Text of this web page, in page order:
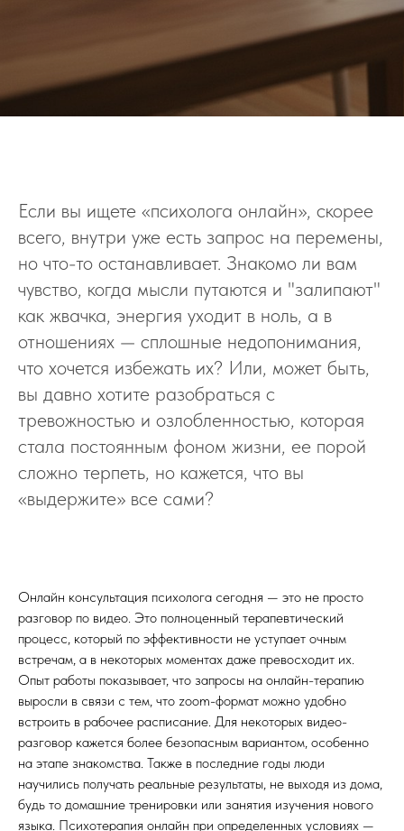
Если вы ищете «психолога онлайн», скорее
всего, внутри уже есть запрос на перемены,
но что-то останавливает. Знакомо ли вам
чувство, когда мысли путаются и "залипают"
как жвачка, энергия уходит в ноль, а в
отношениях — сплошные недопонимания,
что хочется избежать их? Или, может быть,
вы давно хотите разобраться с
тревожностью и озлобленностью, которая
стала постоянным фоном жизни, ее порой
сложно терпеть, но кажется, что вы
«выдержите» все сами?
Онлайн консультация психолога сегодня — это не просто
разговор по видео. Это полноценный терапевтический
процесс, который по эффективности не уступает очным
встречам, а в некоторых моментах даже превосходит их.
Опыт работы показывает, что запросы на онлайн-терапию
выросли в связи с тем, что zoom-формат можно удобно
встроить в рабочее расписание. Для некоторых видео-
разговор кажется более безопасным вариантом, особенно
на этапе знакомства. Также в последние годы люди
научились получать реальные результаты, не выходя из дома,
будь то домашние тренировки или занятия изучения нового
языка. Психотерапия онлайн при определенных условиях —